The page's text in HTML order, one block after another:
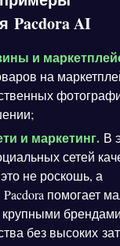
Pacdora AI
и
на
и маркетинг. В
сетей
не роскошь, а
помогает
крупными
без высоких